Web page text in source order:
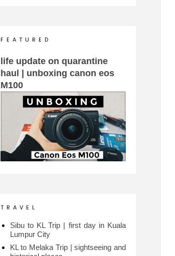
F E A T U R E D
life update on quarantine
haul | unboxing canon eos
M100
T R A V E L
Sibu to KL Trip | first day in Kuala
Lumpur City
KL to Melaka Trip | sightseeing and